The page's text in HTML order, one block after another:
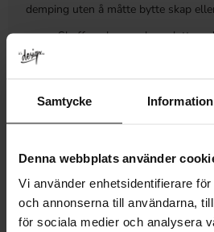
Samtycke Information
Denna webbplats använder
Vi använder enhetsidentifierare
och annonserna till användarna,
för sociala medier och analysera
demping uten å måtte bytte skap
Skuffene leveres komplett
Velg mellom 4 forskjellige
Skuffefronter eller dører er ikke
Obs! Vi kontakter deg etter
MÅL
MER INFORMASJON